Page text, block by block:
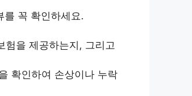
를 꼭 확인하세요.
험을 제공하는지, 그리고
확인하여 손상이나 누락